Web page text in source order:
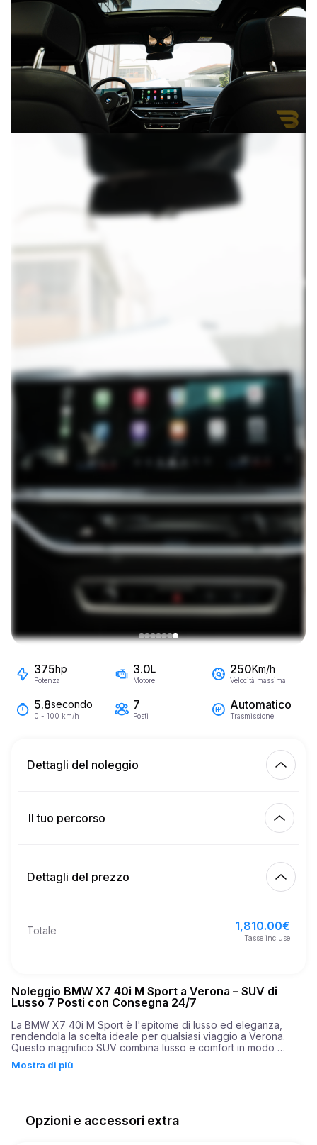
375hp
Potenza
3.0L
Motore
250Km/h
Velocità massima
5.8secondo
0 - 100 km/h
7
Posti
Automatico
Trasmissione
Dettagli del noleggio
450.00
21
4,000.00 €
Il tuo percorso
Fine
Dettagli del prezzo
Totale 1,810.00€
Tasse incluse
Noleggio BMW X7 40i M Sport a Verona – SUV di
Lusso 7 Posti con Consegna 24/7
La BMW X7 40i M Sport è l'epitome di lusso ed eleganza,
rendendola la scelta ideale per qualsiasi viaggio a Verona.
Questo magnifico SUV combina lusso e comfort in modo
difficilmente eguagliabile. Sotto il cofano, la BMW X7 40i M
per tranquille passeggiate attraverso la campagna serena che
per l'ambiente urbano frenetico.
Mostra di più
Opzioni e accessori extra